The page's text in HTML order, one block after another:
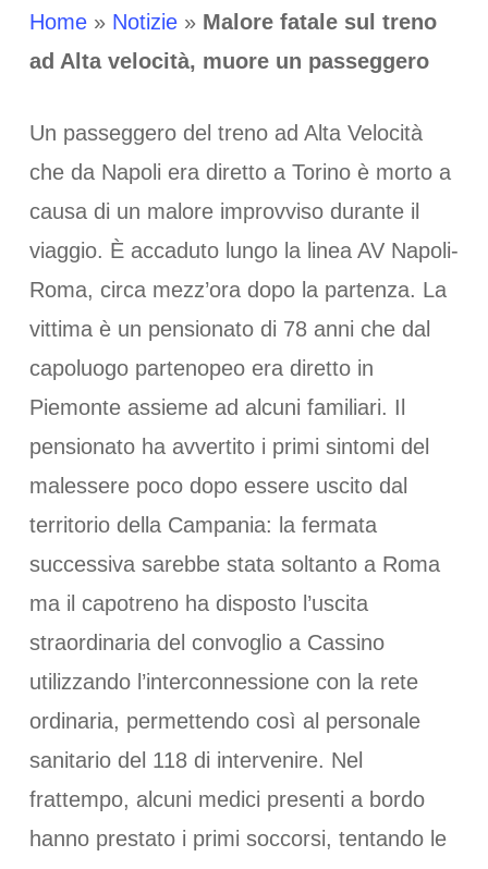
Home» Notizie» Malore fatale sul treno
ad Alta velocità, muore un passeggero
Un passeggero del treno ad Alta Velocità
che da Napoli era diretto a Torino è morto a
causa di un malore improvviso durante il
viaggio. È accaduto lungo la linea AV Napoli-
Roma, circa mezz’ora dopo la partenza. La
vittima è un pensionato di 78 anni che dal
capoluogo partenopeo era diretto in
Piemonte assieme ad alcuni familiari. Il
pensionato ha avvertito i primi sintomi del
malessere poco dopo essere uscito dal
territorio della Campania: la fermata
successiva sarebbe stata soltanto a Roma
ma il capotreno ha disposto l’uscita
straordinaria del convoglio a Cassino
utilizzando l’interconnessione con la rete
ordinaria, permettendo così al personale
sanitario del 118 di intervenire. Nel
frattempo, alcuni medici presenti a bordo
hanno prestato i primi soccorsi, tentando le